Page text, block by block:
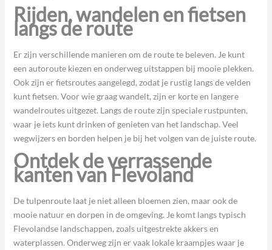
Rijden, wandelen en fietsen
langs de route
Er zijn verschillende manieren om de route te beleven. Je kunt
een autoroute kiezen en onderweg uitstappen bij mooie plekken.
Ook zijn er fietsroutes aangelegd, zodat je rustig langs de velden
kunt fietsen. Voor wie graag wandelt, zijn er korte en langere
wandelroutes uitgezet. Langs de route zijn speciale rustpunten,
waar je iets kunt drinken of genieten van het landschap. Veel
wegwijzers en borden helpen je bij het volgen van de juiste route.
Ontdek de verrassende
kanten van Flevoland
De tulpenroute laat je niet alleen bloemen zien, maar ook de
mooie natuur en dorpen in de omgeving. Je komt langs typisch
Flevolandse landschappen, zoals uitgestrekte akkers en
waterplassen. Onderweg zijn er vaak lokale kraampjes waar je